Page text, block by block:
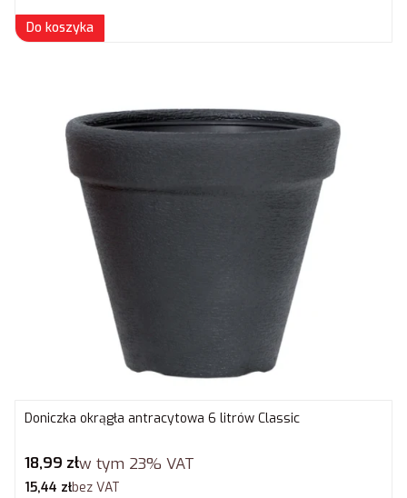
Do koszyka
Doniczka okrągła antracytowa 6 litrów Classic
Cena brutto
18,99 złw tym 23% VAT
Cena netto
15,44 złbez VAT